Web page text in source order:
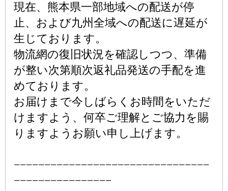
現在、熊本県一部地域への配送が停
止、および九州全域への配送に遅延が
生じております。
物流網の復旧状況を確認しつつ、準備
が整い次第順次返礼品発送の手配を進
めております。
お届けまで今しばらくお時間をいただ
けますよう、何卒ご理解とご協力を賜
りますようお願い申し上げます。
−−−−−−−−−−−−−−−−−−−−−−−−−−−−−−−−
−−−−−−−−−−−−−−−−